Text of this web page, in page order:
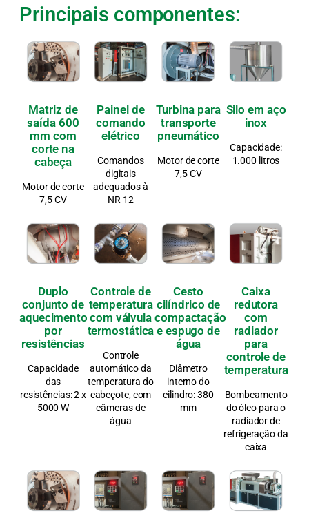
Principais componentes:
Matriz de
saída 600
mm com
corte na
cabeça
Motor de corte
7,5 CV
Painel de
comando
elétrico
Comandos
digitais
adequados à
NR 12
Turbina para
transporte
pneumático
Motor de corte
7,5 CV
Silo em aço
inox
Capacidade:
1.000 litros
Duplo
conjunto de
aquecimento
por
resistências
Capacidade
das
resistências: 2 x
5000 W
Controle de
temperatura
com válvula
termostática
Controle
automático da
temperatura do
cabeçote, com
câmeras de
água
Cesto
cilíndrico de
compactação
e espugo de
água
Diâmetro
interno do
cilindro: 380
mm
Caixa
redutora
com
radiador
para
controle de
temperatura
Bombeamento
do óleo para o
radiador de
refrigeração da
caixa